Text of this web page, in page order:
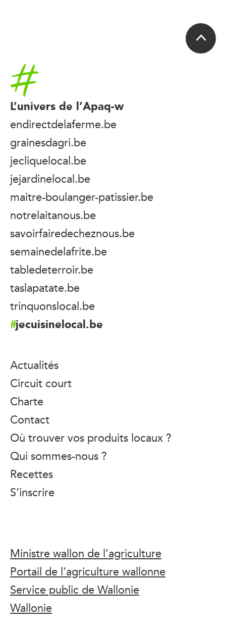
Accueil
L’univers de l’Apaq-w
endirectdelaferme.be
grainesdagri.be
jecliquelocal.be
jejardinelocal.be
maitre-boulanger-patissier.be
notrelaitanous.be
savoirfairedecheznous.be
semainedelafrite.be
tabledeterroir.be
taslapatate.be
trinquonslocal.be
jecuisinelocal.be
Actualités
Circuit court
Charte
Contact
Où trouver vos produits locaux ?
Qui sommes-nous ?
Recettes
S’inscrire
Ministre wallon de l’agriculture
Portail de l’agriculture wallonne
Service public de Wallonie
Wallonie